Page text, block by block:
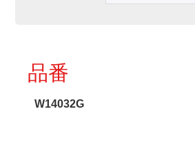
Ø0.20mm
品番
W14032G